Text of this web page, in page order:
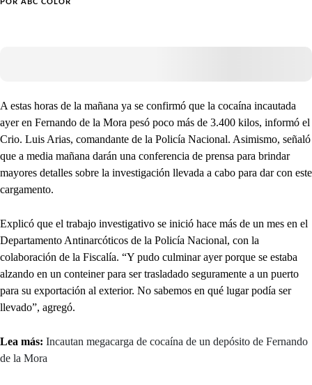
POR ABC COLOR
A estas horas de la mañana ya se confirmó que la cocaína incautada
ayer en Fernando de la Mora pesó poco más de 3.400 kilos, informó el
Crio. Luis Arias, comandante de la Policía Nacional. Asimismo, señaló
que a media mañana darán una conferencia de prensa para brindar
mayores detalles sobre la investigación llevada a cabo para dar con este
cargamento.
Explicó que el trabajo investigativo se inició hace más de un mes en el
Departamento Antinarcóticos de la Policía Nacional, con la
colaboración de la Fiscalía. “Y pudo culminar ayer porque se estaba
alzando en un conteiner para ser trasladado seguramente a un puerto
para su exportación al exterior. No sabemos en qué lugar podía ser
llevado”, agregó.
Lea más: Incautan megacarga de cocaína de un depósito de Fernando
de la Mora